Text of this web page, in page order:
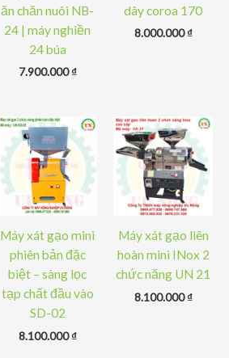
ăn chăn nuôi NB-
24 | máy nghiền
24 búa
7.900.000₫
dây coroa 170
8.000.000₫
Máy xát gạo mini
phiên bản đặc
biệt – sàng lọc
tạp chất đầu vào
SD-02
8.100.000₫
Máy xát gạo liên
hoàn mini INox 2
chức năng UN 21
8.100.000₫